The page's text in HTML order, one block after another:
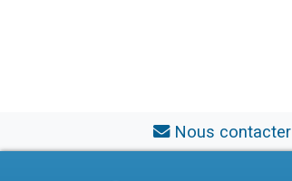
Nous contacter